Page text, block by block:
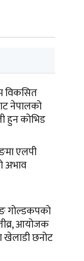
विकसित
नेपालको
हुन कोभिड
एलपी
अभाव
गोल्डकपको
आयोजक
खेलाडी छनोट